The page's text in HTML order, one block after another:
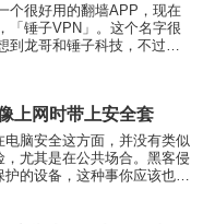
个很好用的翻墙APP，现在
「锤子VPN」。这个名字很
到龙哥和锤子科技，不过应
...上网时带上安全套
脑安全这方面，并没有类似
尤其是在公共场合。黑客侵
的设备，这种事你应该也听